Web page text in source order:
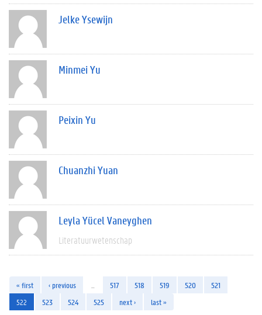
Jelke Ysewijn
Minmei Yu
Peixin Yu
Chuanzhi Yuan
Leyla Yücel Vaneyghen
Literatuurwetenschap
« first ‹ previous 517 518 519 520
521
522
523 524 525 next › last »